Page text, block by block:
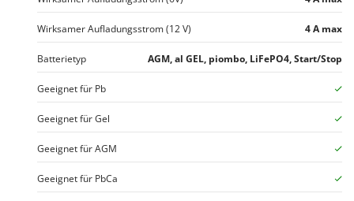
Wasserpumpen
Wasserpumpen für Traktoren
Wein- und Obstpressen
Wein- und Ölschichtenfilter
Wiesenwalzen für Traktor
Wippsägen
KitchenAid
Komo
Lampacrescia - MGM
Landxcape
LAR Casalinghi
Lavor
Wirksamer Aufladungsstrom (12 V) 4 A max
Batterietyp AGM, al GEL, piombo, LiFePO4, Start/Stop
Geeignet für Pb
Geeignet für Gel
Geeignet für AGM
Geeignet für PbCa